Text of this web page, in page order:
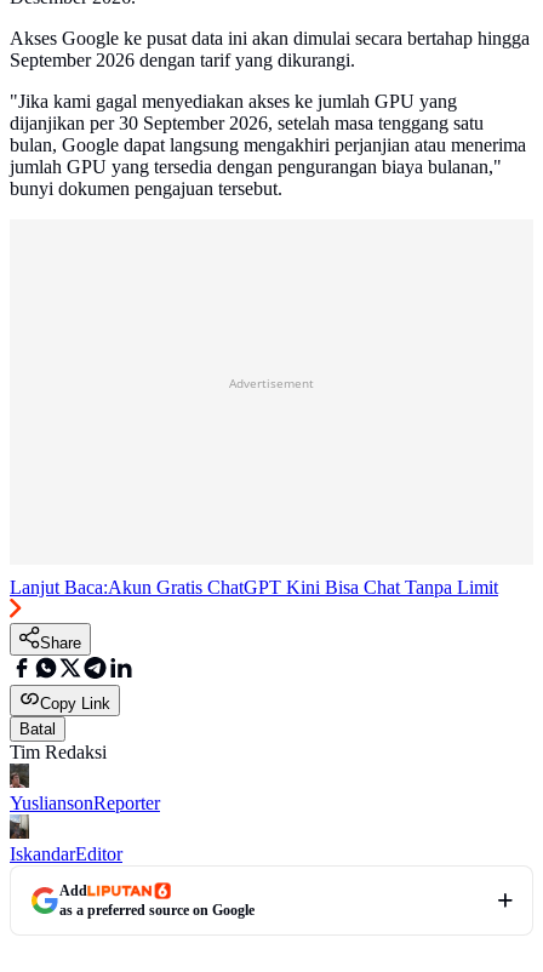
Akses Google ke pusat data ini akan dimulai secara bertahap hingga
September 2026 dengan tarif yang dikurangi.
"Jika kami gagal menyediakan akses ke jumlah GPU yang
dijanjikan per 30 September 2026, setelah masa tenggang satu
bulan, Google dapat langsung mengakhiri perjanjian atau menerima
jumlah GPU yang tersedia dengan pengurangan biaya bulanan,"
bunyi dokumen pengajuan tersebut.
Advertisement
Lanjut Baca:Akun Gratis ChatGPT Kini Bisa Chat Tanpa Limit
Share
Copy Link
Batal
Tim Redaksi
YusliansonReporter
IskandarEditor
Add
as a preferred source on Google